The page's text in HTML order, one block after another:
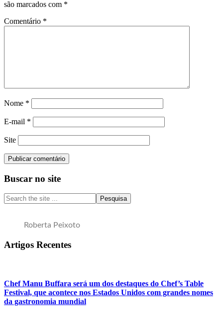
são marcados com *
Comentário *
Nome *
E-mail *
Site
Sidebar
primária
Buscar no site
Search
the
Roberta Peixoto
Artigos Recentes
Chef Manu Buffara será um dos destaques do Chef’s Table
Festival, que acontece nos Estados Unidos com grandes nomes
da gastronomia mundial